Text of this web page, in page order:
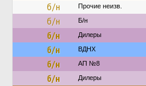
б/н Прочие неизв.
б/н Б/н
б/н Дилеры
б/н ВДНХ
б/н АП №8
б/н Дилеры